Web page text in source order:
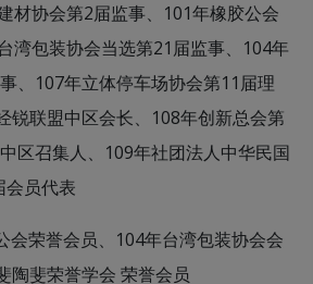
材协会第2届监事、101年橡胶公会
湾包装协会当选第21届监事、104年
、107年立体停车场协会第11届理
锐联盟中区会长、108年创新总会第
区召集人、109年社团法人中华民国
会员代表
会荣誉会员、104年台湾包装协会会
陶斐荣誉学会 荣誉会员